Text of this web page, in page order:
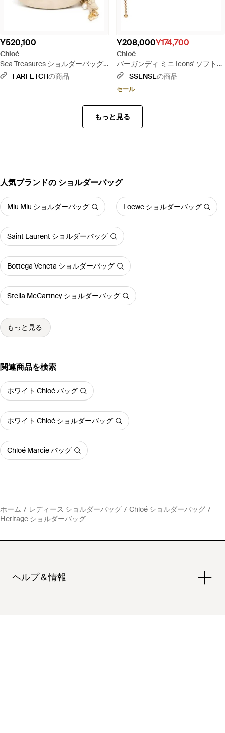
¥520,100
Chloé
Sea Treasures ショルダーバッグ -
ナチュラル
FARFETCHの商品
¥208,000¥174,700
Chloé
バーガンディ ミニ Icons' ソフトレ
ザー ショルダーバッグ - パープル
SSENSEの商品
セール
もっと見る
人気ブランドの ショルダーバッグ
Miu Miu ショルダーバッグ Loewe ショルダーバッグ
Saint Laurent ショルダーバッグ
Bottega Veneta ショルダーバッグ
Stella McCartney ショルダーバッグ
もっと見る
関連商品を検索
ホワイト Chloé バッグ
ホワイト Chloé ショルダーバッグ
Chloé Marcie バッグ
ホーム レディース ショルダーバッグ
Chloé ショルダーバッグ
Heritage ショルダーバッグ
ヘルプ＆情報